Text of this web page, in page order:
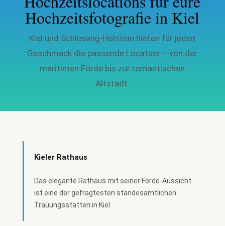
Hochzeitsfotografie in Kiel
Kiel und Schleswig-Holstein bieten für jeden
Geschmack die passende Location – von der
maritimen Förde bis zur romantischen
Altstadt.
Kieler Rathaus
Das elegante Rathaus mit seiner Förde-Aussicht
ist eine der gefragtesten standesamtlichen
Trauungsstätten in Kiel.